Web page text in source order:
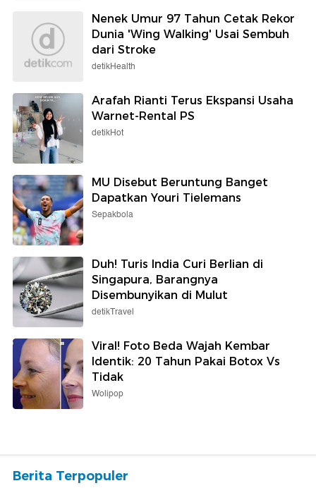
Nenek Umur 97 Tahun Cetak Rekor
Dunia 'Wing Walking' Usai Sembuh
dari Stroke
detikHealth
Arafah Rianti Terus Ekspansi Usaha
Warnet-Rental PS
detikHot
MU Disebut Beruntung Banget
Dapatkan Youri Tielemans
Sepakbola
Duh! Turis India Curi Berlian di
Singapura, Barangnya
Disembunyikan di Mulut
detikTravel
Viral! Foto Beda Wajah Kembar
Identik: 20 Tahun Pakai Botox Vs
Tidak
Wolipop
Berita Terpopuler